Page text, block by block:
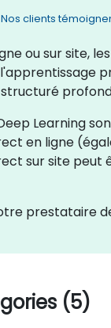
clients
ou sur site,
Learning
en ligne
sur site peut
prestataire
(5)